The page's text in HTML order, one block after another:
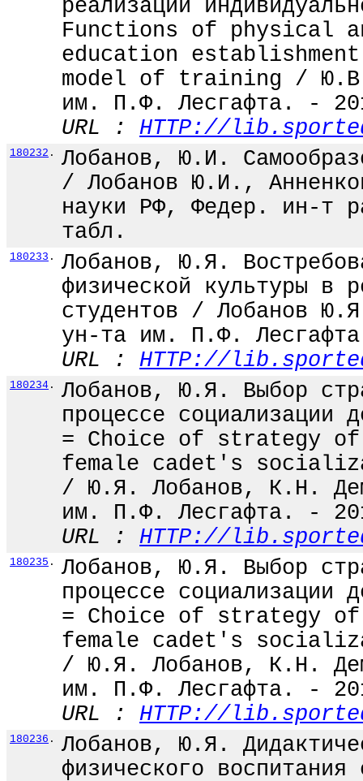
реализации
Functions of physical
education
model of training /
им. П.Ф. Лесгафта. -
URL : HTTP://
180232 .
Лобанов, Ю.И.
/ Лобанов Ю.И.,
науки РФ, Федер. ин-т
табл.
180233 .
Лобанов, Ю.Я.
физической культуры в
студентов / Лобанов
ун-та им. П.Ф.
URL : HTTP://
180234 .
Лобанов, Ю.Я. Выбор
процессе социализации
= Choice of strategy
female cadet's
/ Ю.Я. Лобанов, К.Н.
им. П.Ф. Лесгафта. -
URL : HTTP://
180235 .
Лобанов, Ю.Я. Выбор
процессе социализации
= Choice of strategy
female cadet's
/ Ю.Я. Лобанов, К.Н.
им. П.Ф. Лесгафта. -
URL : HTTP://
180236 .
Лобанов, Ю.Я.
физического